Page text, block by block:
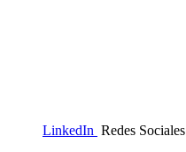
LinkedIn Redes Sociales